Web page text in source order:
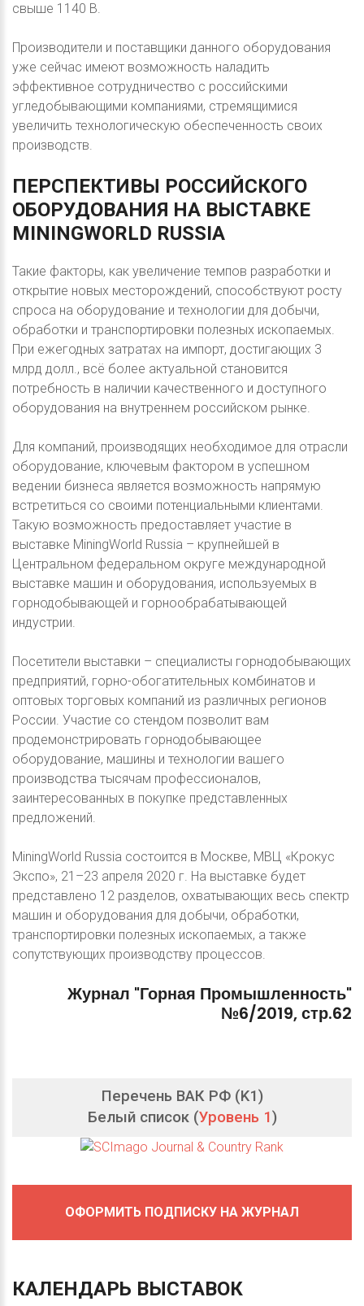
свыше 1140 В.
Производители и поставщики данного оборудования
уже сейчас имеют возможность наладить
эффективное сотрудничество с российскими
угледобывающими компаниями, стремящимися
увеличить технологическую обеспеченность своих
производств.
ПЕРСПЕКТИВЫ РОССИЙСКОГО
ОБОРУДОВАНИЯ НА ВЫСТАВКЕ
MININGWORLD RUSSIA
Такие факторы, как увеличение темпов разработки и
открытие новых месторождений, способствуют росту
спроса на оборудование и технологии для добычи,
обработки и транспортировки полезных ископаемых.
При ежегодных затратах на импорт, достигающих 3
млрд долл., всё более актуальной становится
потребность в наличии качественного и доступного
оборудования на внутреннем российском рынке.
Для компаний, производящих необходимое для отрасли
оборудование, ключевым фактором в успешном
ведении бизнеса является возможность напрямую
встретиться со своими потенциальными клиентами.
Такую возможность предоставляет участие в
выставке MiningWorld Russia – крупнейшей в
Центральном федеральном округе международной
выставке машин и оборудования, используемых в
горнодобывающей и горнообрабатывающей
индустрии.
Посетители выставки – специалисты горнодобывающих
предприятий, горно-обогатительных комбинатов и
оптовых торговых компаний из различных регионов
России. Участие со стендом позволит вам
продемонстрировать горнодобывающее
оборудование, машины и технологии вашего
производства тысячам профессионалов,
заинтересованных в покупке представленных
предложений.
MiningWorld Russia состоится в Москве, МВЦ «Крокус
Экспо», 21–23 апреля 2020 г. На выставке будет
представлено 12 разделов, охватывающих весь спектр
машин и оборудования для добычи, обработки,
транспортировки полезных ископаемых, а также
сопутствующих производству процессов.
Журнал "Горная Промышленность"
№6/2019,стр.62
Перечень ВАК РФ (K1)
Белый список (Уровень 1)
ОФОРМИТЬ ПОДПИСКУ НА ЖУРНАЛ
КАЛЕНДАРЬ ВЫСТАВОК